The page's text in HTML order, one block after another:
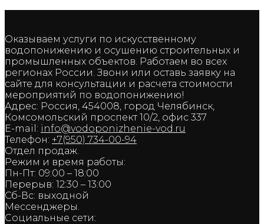
Оказываем услуги по искусственному
водопонижению и осушению строительных и
промышленных объектов. Работаем во всех
регионах России. Звони или оставь заявку на
сайте для консультации и расчета стоимости
мероприятий по водопонижению!
Адрес: Россия, 454008, город Челябинск,
Комсомольский проспект 10/2, офис 337
E-mail: info@vodoponizhenie-vod.ru
Телефон: +7(950) 734-00-94
Отдел продаж.
Режим и время работы:
Пн-Пт: 09:00 – 18:00
Перерыв: 12:30 – 13:00
Сб-Вс: выходной
Мессенджеры.
Социальные сети: